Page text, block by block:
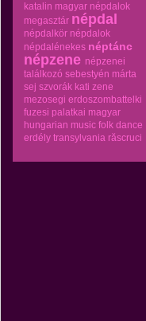
katalin magyar népdalok
megasztár népdal
népdalkör népdalok
népdalénekes néptánc
népzene népzenei
találkozó sebestyén márta
sej szvorák kati zene
mezosegi erdoszombattelki
fuzesi palatkai magyar
hungarian music folk dance
erdély transylvania răscruci